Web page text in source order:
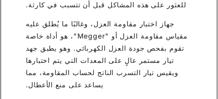
للعثور على هذه المشاكل قبل أن تتسبب في كارثة.
جهاز اختبار مقاومة العزل، وغالبًا ما يُطلق عليه
مقياس مقاومة العزل أو "Megger"، هو أداة خاصة
تقوم بفحص جودة العزل الكهربائي. وهو يطبق جهد
تيار مستمر عالٍ على المعدات التي يتم اختبارها
ويقيس تيار التسرب الناتج لحساب المقاومة، مما
يساعد على منع الأعطال.